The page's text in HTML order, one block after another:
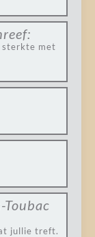
sterkte met
Toubac
jullie treft.